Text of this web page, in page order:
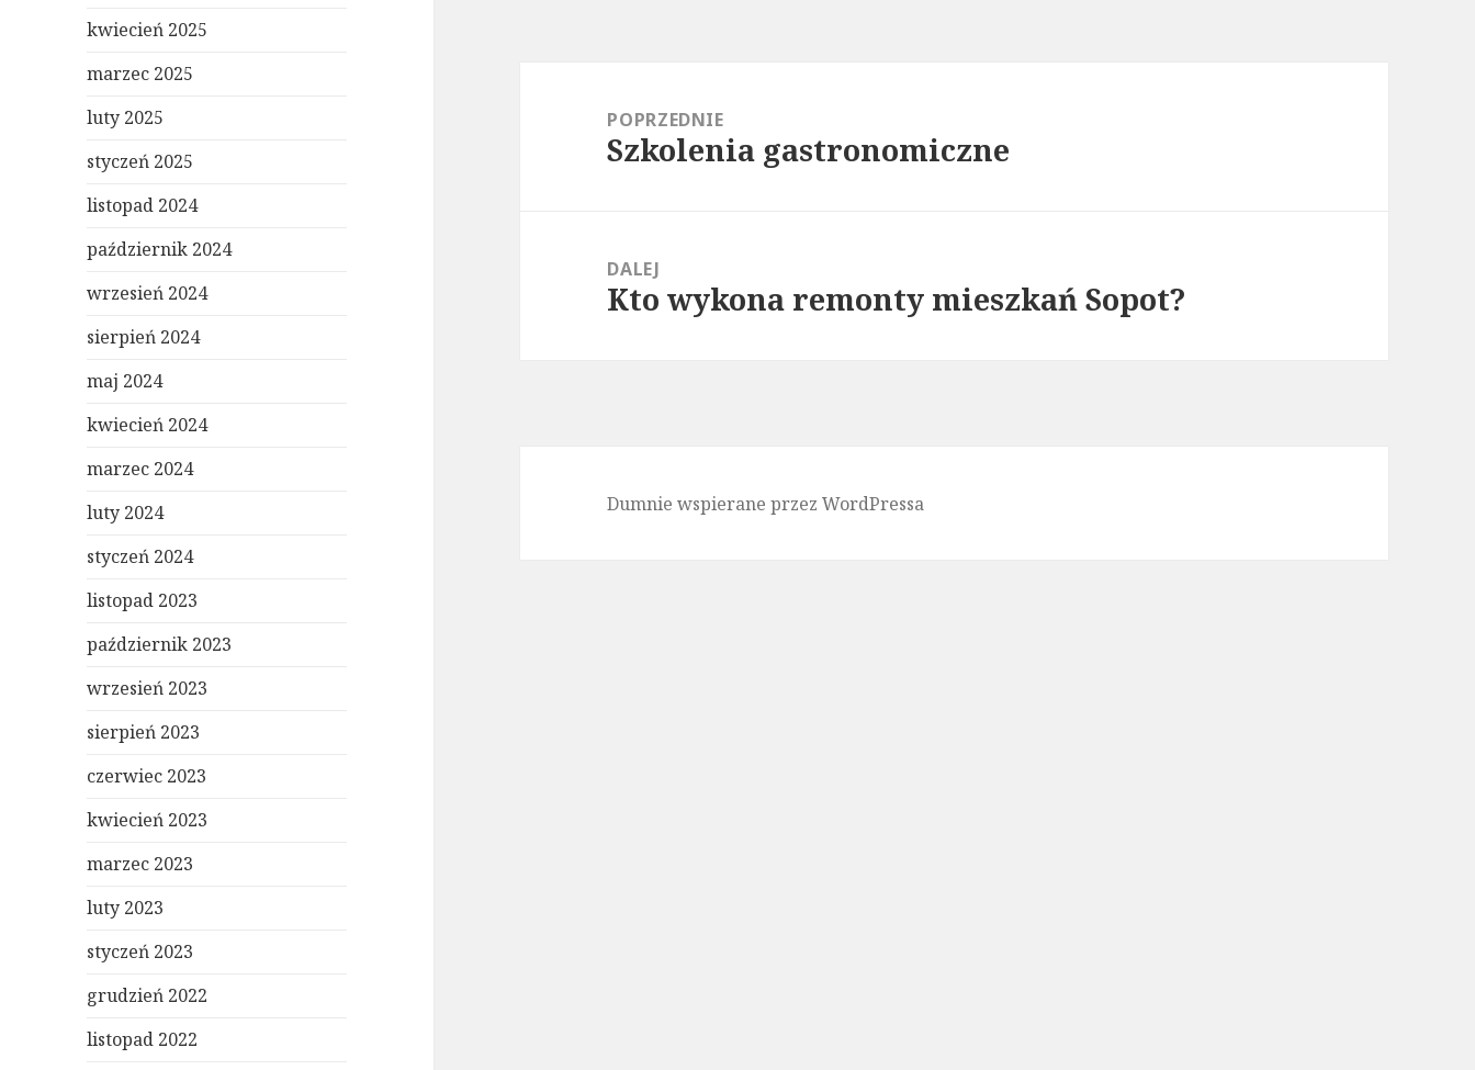
kwiecień 2025
marzec 2025
luty 2025
styczeń 2025
listopad 2024
październik 2024
wrzesień 2024
sierpień 2024
maj 2024
kwiecień 2024
marzec 2024
luty 2024
styczeń 2024
listopad 2023
październik 2023
wrzesień 2023
sierpień 2023
czerwiec 2023
kwiecień 2023
marzec 2023
luty 2023
styczeń 2023
grudzień 2022
listopad 2022
POPRZEDNIE
Poprzedni
Szkolenia gastronomiczne
DALEJ
Następny
Kto wykona remonty mieszkań Sopot?
Dumnie wspierane przez WordPressa